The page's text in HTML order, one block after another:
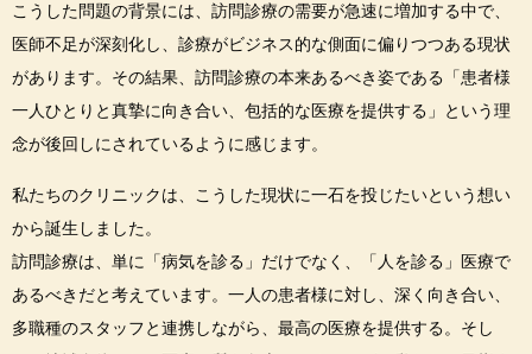
こうした問題の背景には、訪問診療の需要が急速に増加する中で、
医師不足が深刻化し、診療がビジネス的な側面に偏りつつある現状
があります。その結果、訪問診療の本来あるべき姿である「患者様
一人ひとりと真摯に向き合い、包括的な医療を提供する」という理
念が後回しにされているように感じます。
私たちのクリニックは、こうした現状に一石を投じたいという想い
から誕生しました。
訪問診療は、単に「病気を診る」だけでなく、「人を診る」医療で
あるべきだと考えています。一人の患者様に対し、深く向き合い、
多職種のスタッフと連携しながら、最高の医療を提供する。そし